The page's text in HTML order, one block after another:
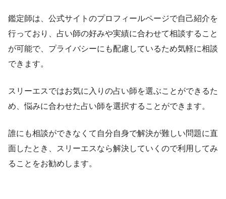
鑑定師は、公式サイトのプロフィールページで自己紹介を
行っており、占い師の好みや実績に合わせて相談すること
が可能で、プライバシーにも配慮しているため気軽に相談
できます。
スリーエスではお気に入りの占い師を選ぶことができるた
め、悩みに合わせた占い師を選択することができます。
誰にも相談ができなくて自分自身で解決が難しい問題に直
面したとき、スリーエスなら解決していくので利用してみ
ることをお勧めします。